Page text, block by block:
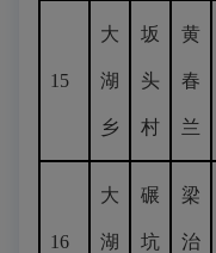
15
大
湖
乡
坂
头
村
黄
春
兰
16
大
湖
碾
坑
梁
治